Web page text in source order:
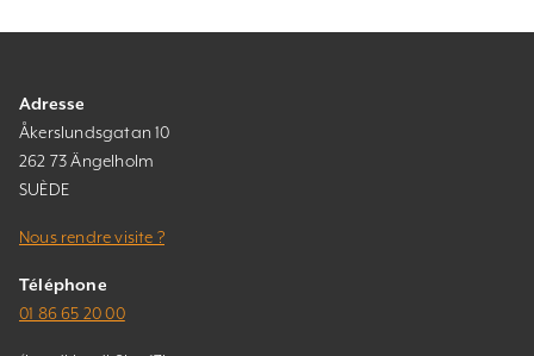
Adresse
Åkerslundsgatan 10
262 73 Ängelholm
SUÈDE
Nous rendre visite ?
Téléphone
01 86 65 20 00